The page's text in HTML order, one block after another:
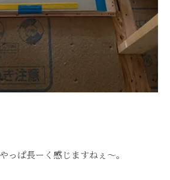
っぱ長ーく感じますねぇ～。